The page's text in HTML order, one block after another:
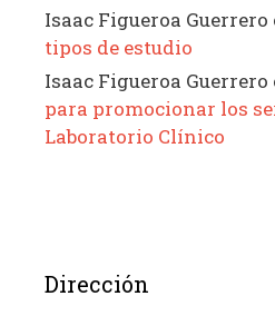
Isaac Figueroa Guerrero
tipos de estudio
Isaac Figueroa Guerrero
para promocionar los
Laboratorio Clínico
Dirección